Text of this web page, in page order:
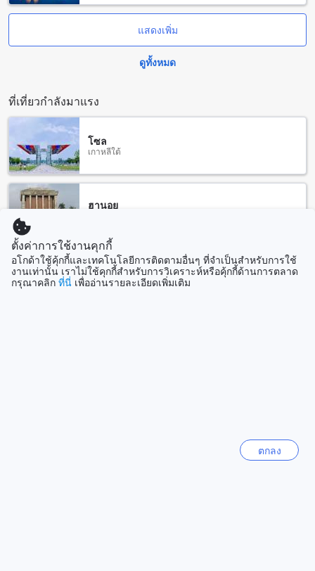
แสดงเพิ่ม
ดูทั้งหมด
ที่เที่ยวกำลังมาแรง
โซล
เกาหลีใต้
ฮานอย
พัทยา
ไทย
ตั้งค่าการใช้งานคุกกี้
อโกด้าใช้คุ้กกี้และเทคโนโลยีการติดตามอื่นๆ ที่จำเป็นสำหรับการใช้
งานเท่านั้น เราไม่ใช้คุกกี้สำหรับการวิเคราะห์หรือคุ้กกี้ด้านการตลาด
กรุณาคลิก ที่นี่ เพื่ออ่านรายละเอียดเพิ่มเติม
ตกลง